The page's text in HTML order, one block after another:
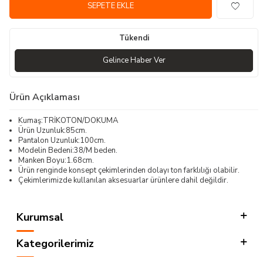
SEPETE EKLE
Tükendi
Gelince Haber Ver
Ürün Açıklaması
Kumaş:TRİKOTON/DOKUMA
Ürün Uzunluk:85cm.
Pantalon Uzunluk:100cm.
Modelin Bedeni:38/M beden.
Manken Boyu:1.68cm.
Ürün renginde konsept çekimlerinden dolayı ton farklılığı olabilir.
Çekimlerimizde kullanılan aksesuarlar ürünlere dahil değildir.
Kurumsal
Kategorilerimiz